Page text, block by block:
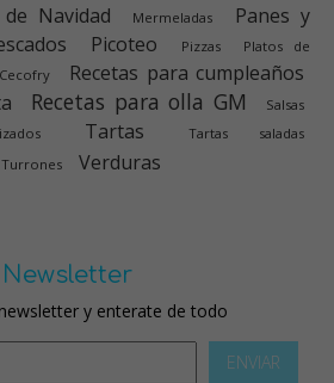
Navidad Mermeladas
Panes y
Picoteo Pizzas
Platos de
Recetas para cumpleaños
Recetas para olla GM
Salsas
Tartas Tartas saladas
Turrones Verduras
Newsletter
y enterate de todo
ENVIAR